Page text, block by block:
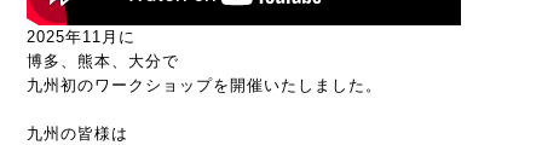
2025年11月に
博多、熊本、大分で
九州初のワークショップを開催いたしました。
九州の皆様は